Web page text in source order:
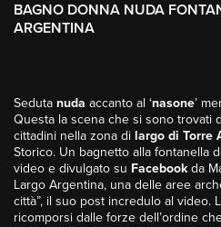
BAGNO DONNA NUDA
ARGENTINA
Seduta nuda accanto al ‘nasone’
Questa la scena che si sono trovati
cittadini nella zona di largo di Torre
Storico. Un bagnetto alla fontanella
video e divulgato su Facebookda
Largo Argentina, una delle aree
città”, il suo post incredulo al video.
ricomporsi dalle forze dell’ordine